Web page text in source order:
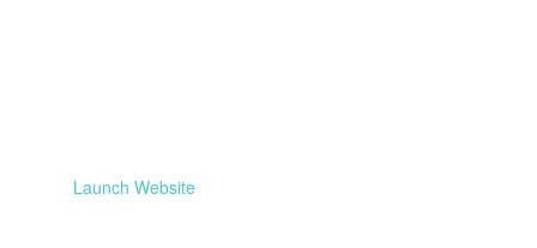
Launch Website